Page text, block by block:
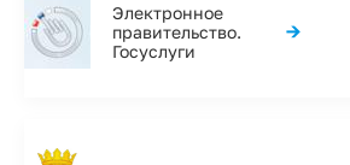
Электронное
правительство.
Госуслуги
→